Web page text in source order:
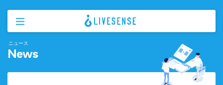
ニュース
News